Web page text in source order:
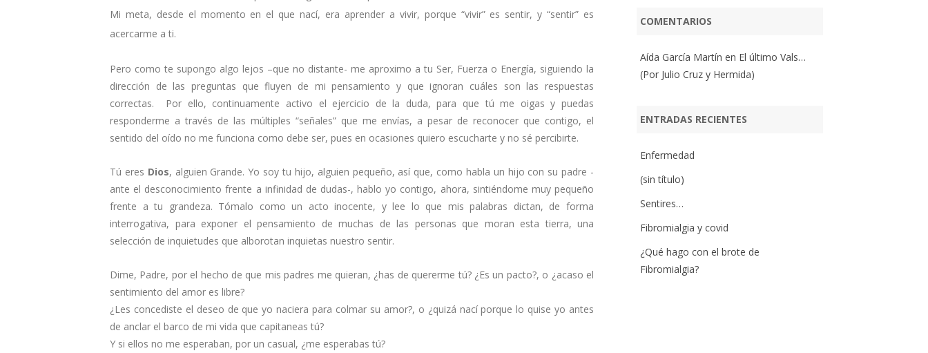
Mi meta, desde el momento en el que nací, era aprender a vivir, porque “vivir” es sentir, y “sentir” es
acercarme a ti.
Pero como te supongo algo lejos –que no distante- me aproximo a tu Ser, Fuerza o Energía, siguiendo la
dirección de las preguntas que fluyen de mi pensamiento y que ignoran cuáles son las respuestas
correctas. Por ello, continuamente activo el ejercicio de la duda, para que tú me oigas y puedas
responderme a través de las múltiples “señales” que me envías, a pesar de reconocer que contigo, el
sentido del oído no me funciona como debe ser, pues en ocasiones quiero escucharte y no sé percibirte.
Tú eres Dios, alguien Grande. Yo soy tu hijo, alguien pequeño, así que, como habla un hijo con su padre -
ante el desconocimiento frente a infinidad de dudas-, hablo yo contigo, ahora, sintiéndome muy pequeño
frente a tu grandeza. Tómalo como un acto inocente, y lee lo que mis palabras dictan, de forma
interrogativa, para exponer el pensamiento de muchas de las personas que moran esta tierra, una
selección de inquietudes que alborotan inquietas nuestro sentir.
Dime, Padre, por el hecho de que mis padres me quieran, ¿has de quererme tú? ¿Es un pacto?, o ¿acaso el
sentimiento del amor es libre?
¿Les concediste el deseo de que yo naciera para colmar su amor?, o ¿quizá nací porque lo quise yo antes
de anclar el barco de mi vida que capitaneas tú?
Y si ellos no me esperaban, por un casual, ¿me esperabas tú?
COMENTARIOS
Aída García Martín en El último Vals…
(Por Julio Cruz y Hermida)
ENTRADAS RECIENTES
Enfermedad
(sin título)
Sentires…
Fibromialgia y covid
¿Qué hago con el brote de
Fibromialgia?